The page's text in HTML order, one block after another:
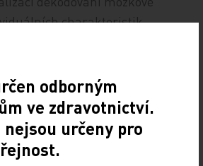
charakteristik
drah v míše.
Delattra ze společnosti ONWARD
koordinovala, nejde
paralýzy, ale o zásadní krok
odborným
ve zdravotnictví.
určeny pro